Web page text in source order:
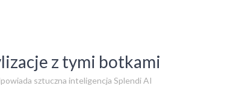
z tymi botkami
sztuczna inteligencja Splendi AI